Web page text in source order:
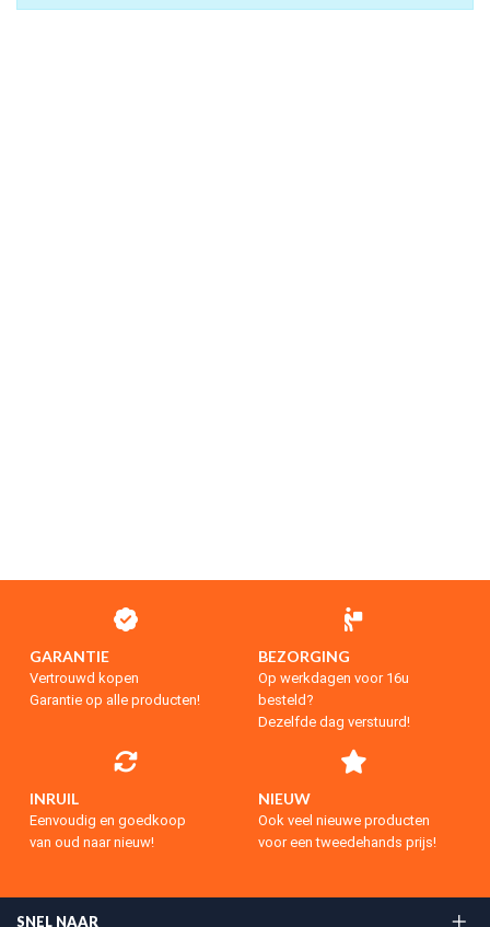
GARANTIE
Vertrouwd kopen
Garantie op alle producten!
BEZORGING
Op werkdagen voor 16u
besteld?
Dezelfde dag verstuurd!
INRUIL
Eenvoudig en goedkoop
van oud naar nieuw!
NIEUW
Ook veel nieuwe producten
voor een tweedehands prijs!
SNEL NAAR